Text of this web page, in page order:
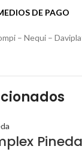
DE PAGO
– Nequi –
Pineda